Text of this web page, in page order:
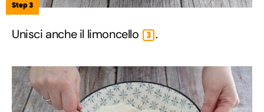
Step 3
Unisci anche il limoncello 3 .